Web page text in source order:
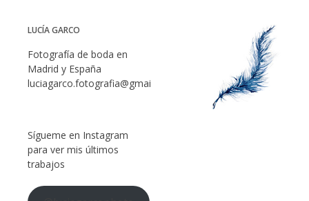
LUCÍA GARCO
Fotografía de boda en
Madrid y España
luciagarco.fotografia@gmail.com
Sígueme en Instagram
para ver mis últimos
trabajos